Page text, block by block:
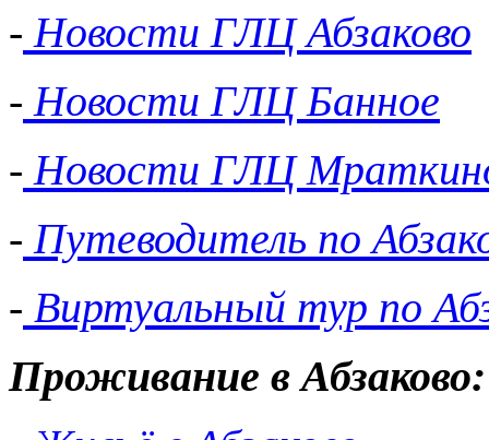
- Новости ГЛЦ Абзаково
- Новости ГЛЦ Банное
- Новости ГЛЦ
- Путеводитель по
- Виртуальный тур по
Проживание в Абзаково: